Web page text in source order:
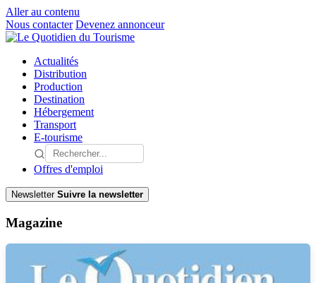
Aller au contenu
Nous contacter Devenez annonceur
Actualités
Distribution
Production
Destination
Hébergement
Transport
E-tourisme
Offres d'emploi
Newsletter Suivre la newsletter
Magazine